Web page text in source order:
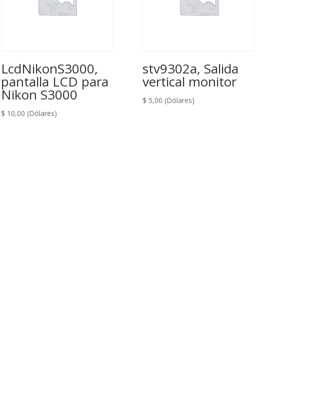
LcdNikonS3000,
pantalla LCD para
Nikon S3000
$ 10,00 (Dólares)
stv9302a, Salida
vertical monitor
$ 5,00 (Dólares)